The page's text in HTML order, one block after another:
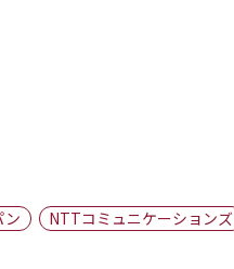
棋王戦
ン NTTコミュニケーションズ